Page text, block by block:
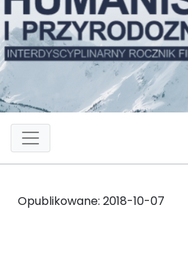
Opublikowane: 2018-10-07